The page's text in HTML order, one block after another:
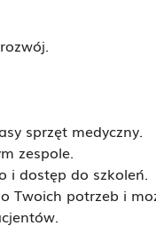
sprzęt medyczny.
zespole.
i dostęp do szkoleń.
Twoich potrzeb i